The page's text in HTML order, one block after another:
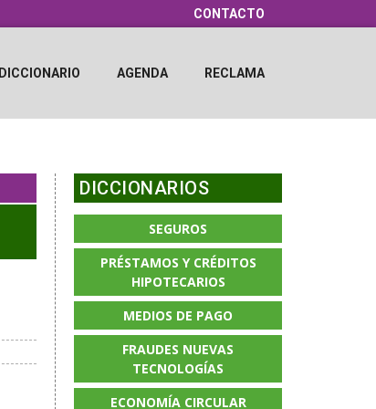
CONTACTO
DICCIONARIO AGENDA RECLAMA
DICCIONARIOS
SEGUROS
PRÉSTAMOS Y CRÉDITOS
HIPOTECARIOS
MEDIOS DE PAGO
FRAUDES NUEVAS
TECNOLOGÍAS
ECONOMÍA CIRCULAR